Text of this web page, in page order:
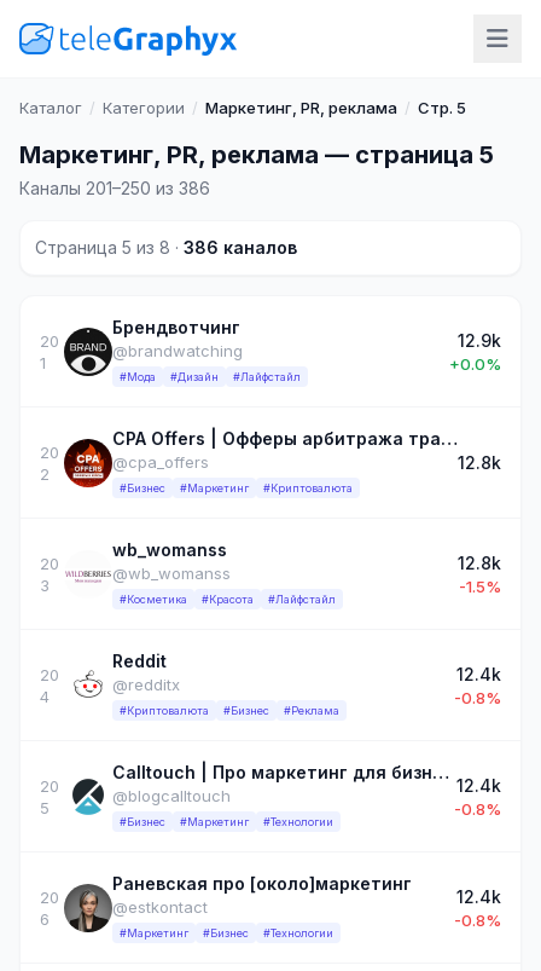
Каталог / Категории / Маркетинг, PR, реклама / Стр. 5
Маркетинг, PR, реклама — страница 5
Каналы 201–250 из 386
Страница 5 из 8 · 386 каналов
20
1
Брендвотчинг
@brandwatching
#Мода #Дизайн #Лайфстайл
12.9k
+0.0%
20
2
CPA Offers | Офферы арбитража трафика
@cpa_offers
#Бизнес #Маркетинг #Криптовалюта
12.8k
20
3
wb_womanss
@wb_womanss
#Косметика #Красота #Лайфстайл
12.8k
-1.5%
20
4
Reddit
@redditx
#Криптовалюта #Бизнес #Реклама
12.4k
-0.8%
20
5
Calltouch | Про маркетинг для бизнеса
@blogcalltouch
#Бизнес #Маркетинг #Технологии
12.4k
-0.8%
20
6
Раневская про [около]маркетинг
@estkontact
#Маркетинг #Бизнес #Технологии
12.4k
-0.8%